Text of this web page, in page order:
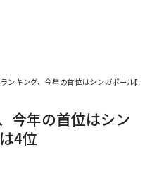
ンキング、今年の首位はシンガポール国
今年の首位はシン
4位